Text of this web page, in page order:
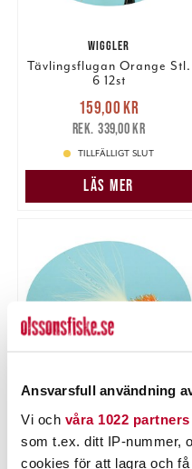
Ansvarsfull användning
Vi och våra 1022 partners
som t.ex. ditt IP-nummer,
cookies för att lagra och
WIGGLER
Tävlingsflugan Orange Stl.
6 12st
Nuvarande pris
159,00 krTidigare pris
339,00 kr
159,00 kr
339,00 kr
TILLFÄLLIGT SLUT
LÄS MER
WIGGLER
Tävlingsflugan
White/Orange Stl. 6 12st